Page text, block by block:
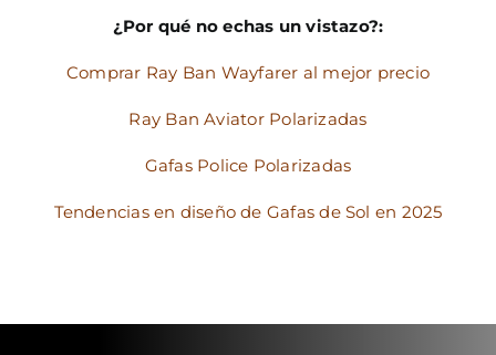
¿Por qué no echas un vistazo?:
Comprar Ray Ban Wayfarer al mejor precio
Ray Ban Aviator Polarizadas
Gafas Police Polarizadas
Tendencias en diseño de Gafas de Sol en 2025